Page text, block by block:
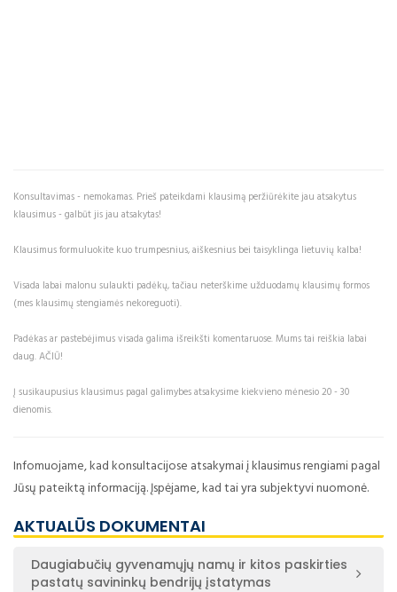
Konsultavimas - nemokamas. Prieš pateikdami klausimą peržiūrėkite jau atsakytus
klausimus - galbūt jis jau atsakytas!
Klausimus formuluokite kuo trumpesnius, aiškesnius bei taisyklinga lietuvių kalba!
Visada labai malonu sulaukti padėkų, tačiau neterškime užduodamų klausimų formos
(mes klausimų stengiamės nekoreguoti).
Padėkas ar pastebėjimus visada galima išreikšti komentaruose. Mums tai reiškia labai
daug. AČIŪ!
Į susikaupusius klausimus pagal galimybes atsakysime kiekvieno mėnesio 20 - 30
dienomis.
Infomuojame, kad konsultacijose atsakymai į klausimus rengiami pagal
Jūsų pateiktą informaciją. Įspėjame, kad tai yra subjektyvi nuomonė.
AKTUALŪS DOKUMENTAI
Daugiabučių gyvenamųjų namų ir kitos paskirties
pastatų savininkų bendrijų įstatymas